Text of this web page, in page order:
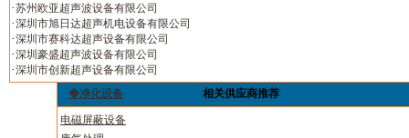
·苏州欧亚超声波设备有限公司
·深圳市旭日达超声机电设备有限公司
·深圳市赛科达超声设备有限公司
·深圳豪盛超声波设备有限公司
·深圳市创新超声设备有限公司
◆净化设备
相关供应商推荐
电磁屏蔽设备